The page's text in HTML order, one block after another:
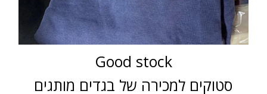
Good stock
סטוקים למכירה של בגדים מותגים